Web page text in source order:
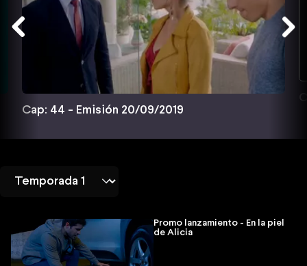
Cap: 44 - Emisión 20/09/2019
Promo lanzamiento - En la piel
de Alicia